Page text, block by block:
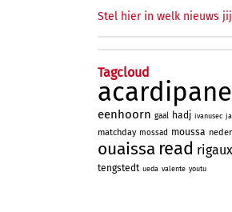
Stel hier in welk nieuws
Tagcloud
acardipane
eenhoorn gaal hadj ivanusec
matchday mossad moussa
ouaissa read rigaux
tengstedt ueda valente youtu